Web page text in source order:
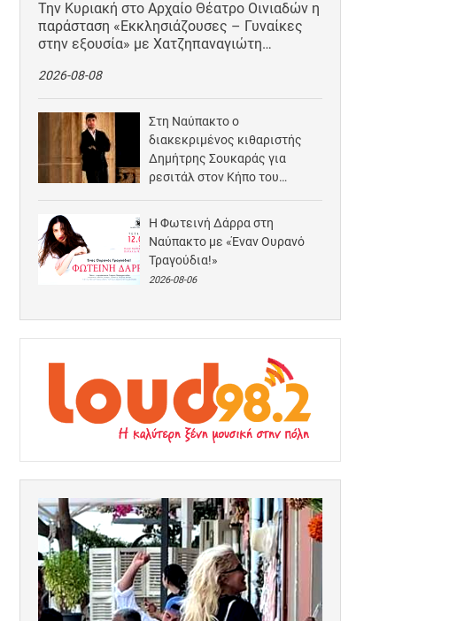
Την Κυριακή στο Αρχαίο Θέατρο Οινιαδών η
παράσταση «Εκκλησιάζουσες – Γυναίκες
στην εξουσία» με Χατζηπαναγιώτη…
2026-08-08
Στη Ναύπακτο ο
διακεκριμένος κιθαριστής
Δημήτρης Σουκαράς για
ρεσιτάλ στον Κήπο του
Η Φωτεινή Δάρρα στη
Ναύπακτο με «Έναν Ουρανό
Τραγούδια!»
2026-08-06